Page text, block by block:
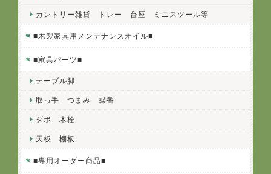
カントリー雑貨 トレー 台座 ミニスツール等
■木製家具用メンテナンスオイル■
■家具パーツ■
テーブル脚
取っ手 つまみ 蝶番
ダボ 木栓
天板 棚板
■専用オーダー商品■